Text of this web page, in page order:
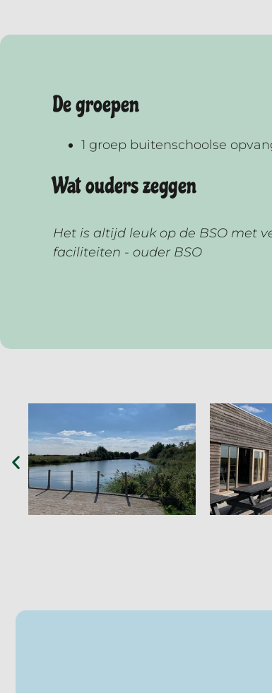
De groepen
1 groep buitenschoolse
Wat ouders zeggen
Het is altijd leuk op de BSO met
faciliteiten - ouder BSO